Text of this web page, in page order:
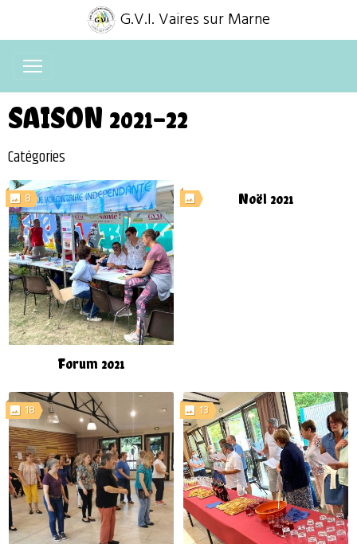
G.V.I. Vaires sur Marne
SAISON 2021-22
Catégories
8
Forum 2021
Noël 2021
18 13